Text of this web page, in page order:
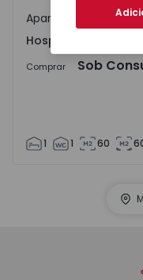
Hospital S. João,
Apartamento
Hospital S. João,
Comprar Sob
1 1 60